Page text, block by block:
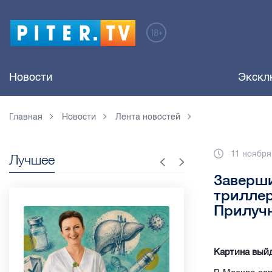
Новости
Главная Новости Лента новостей
11
Картина
Лучшее